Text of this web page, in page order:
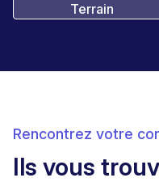
Terrain
Rencontrez votre
Ils vous